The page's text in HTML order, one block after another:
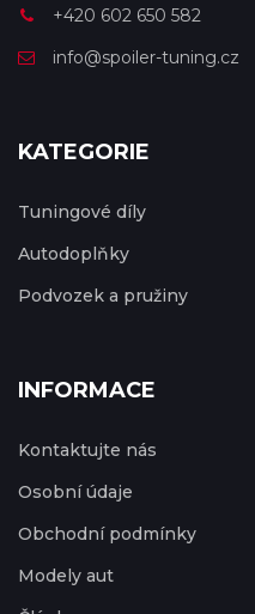
+420 602 650 582
info@spoiler-tuning.cz
KATEGORIE
Tuningové díly
Autodoplňky
Podvozek a pružiny
INFORMACE
Kontaktujte nás
Osobní údaje
Obchodní podmínky
Modely aut